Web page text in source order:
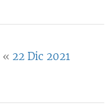
« 22 Dic 2021